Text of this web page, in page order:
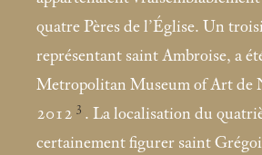
quatre Pères de l’Église. Un
représentant saint Ambroise, a
Metropolitan Museum of Art de
2012 3 . La localisation du
certainement figurer saint